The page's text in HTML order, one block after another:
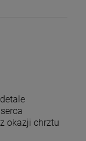
okazji chrztu